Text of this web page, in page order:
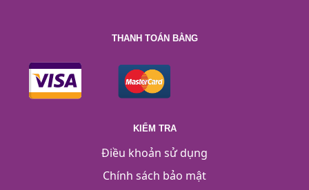
THANH TOÁN BẰNG
KIỂM TRA
Điều khoản sử dụng
Chính sách bảo mật